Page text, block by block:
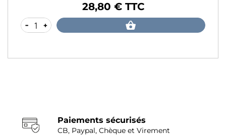
28,80 € TTC
- +
Paiements sécurisés
CB, Paypal, Chèque et Virement